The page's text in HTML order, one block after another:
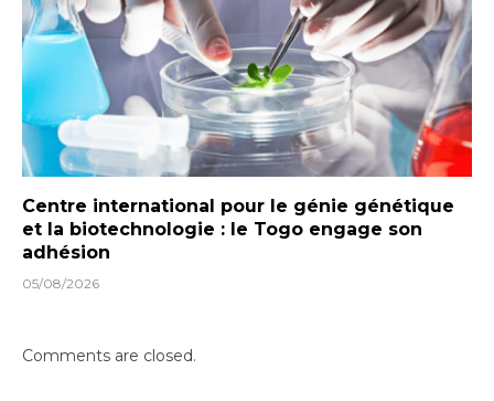
Centre international pour le génie génétique
et la biotechnologie : le Togo engage son
adhésion
05/08/2026
Comments are closed.